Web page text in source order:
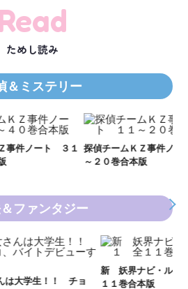
ためし読み
＆ミステリー
３１ 探偵チームＫＺ事件ノート １１
～２０巻合本版
ファンタジー
ョ
新 妖界ナビ・ルナ１～１１ 全
１１巻合本版